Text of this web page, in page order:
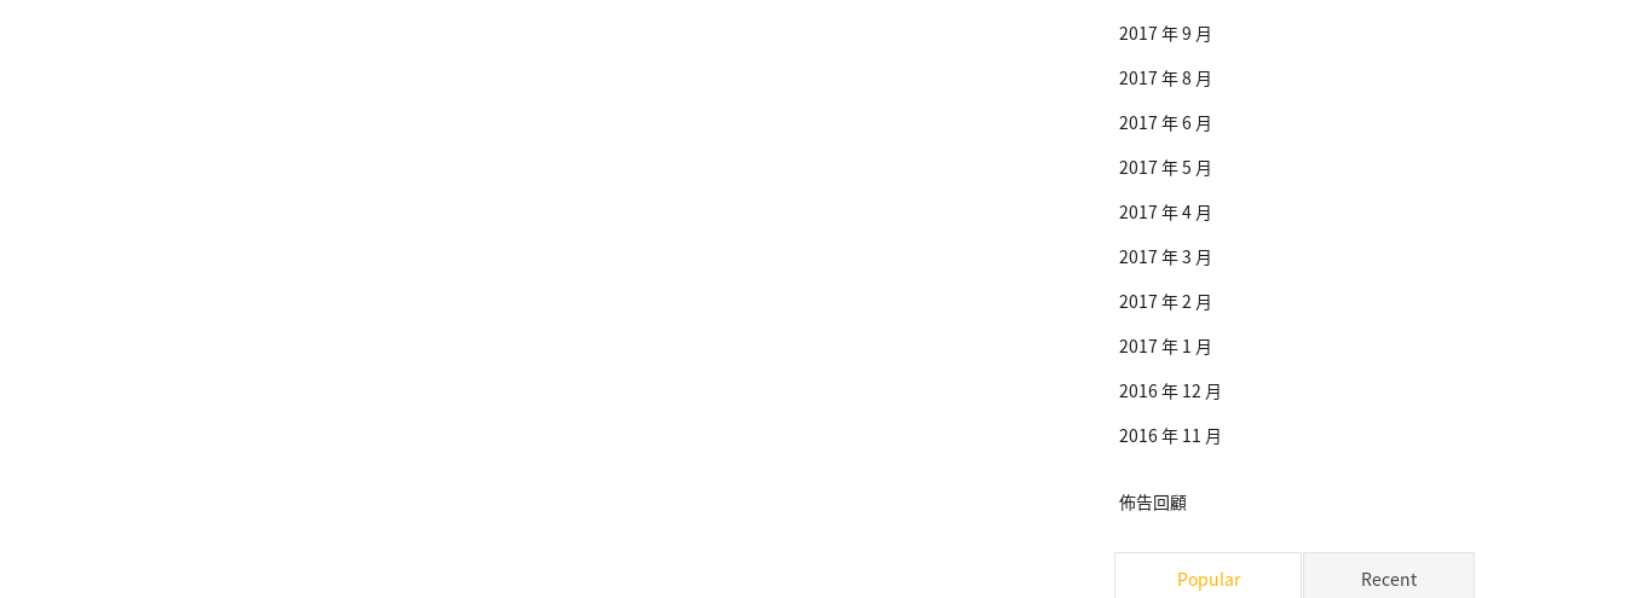
2017 年 9 月
2017 年 8 月
2017 年 6 月
2017 年 5 月
2017 年 4 月
2017 年 3 月
2017 年 2 月
2017 年 1 月
2016 年 12 月
2016 年 11 月
佈告回顧
Popular Recent